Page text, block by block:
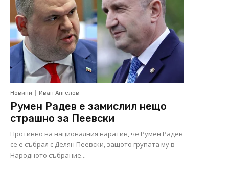
Новини Иван Ангелов
Румен Радев е замислил нещо
страшно за Пеевски
Противно на националния наратив, че Румен Радев
се е събрал с Делян Пеевски, защото групата му в
Народното събрание...